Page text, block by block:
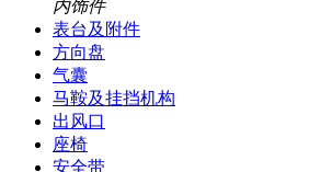
内饰件
表台及附件
方向盘
气囊
马鞍及挂挡机构
出风口
座椅
安全带